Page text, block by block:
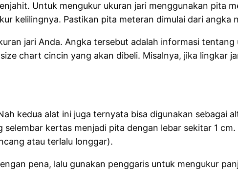
Untuk mengukur ukuran jari menggunakan pita
kelilingnya. Pastikan pita meteran dimulai dari angka
jari Anda. Angka tersebut adalah informasi tentang
chart cincin yang akan dibeli. Misalnya, jika lingkar
kedua alat ini juga ternyata bisa digunakan sebagai
kertas menjadi pita dengan lebar sekitar 1
atau terlalu longgar).
pena, lalu gunakan penggaris untuk mengukur